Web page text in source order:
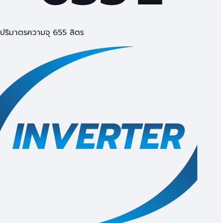
ปริมาตรความจุ 655 ลิตร